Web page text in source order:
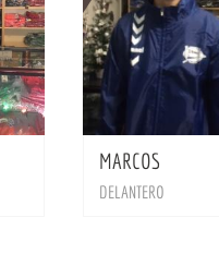
BIO
MARCOS
DELANTERO